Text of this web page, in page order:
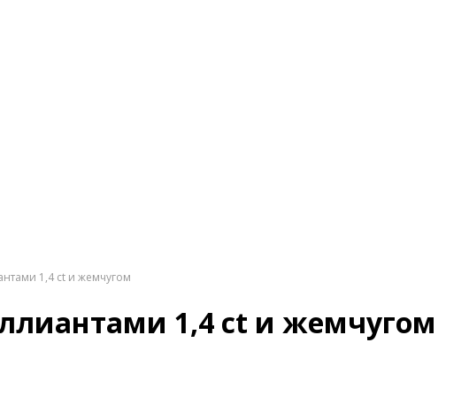
1,4 ct и жемчугом
1,4 ct и жемчугом